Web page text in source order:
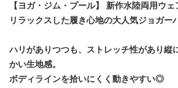
【ヨガ・ジム・プール】 新作水陸両用ウェ
リラックスした履き心地の大人気ジョガー
ハリがありつつも、ストレッチ性があり縦
かい生地感。
ボディラインを拾いにくく動きやすい◎